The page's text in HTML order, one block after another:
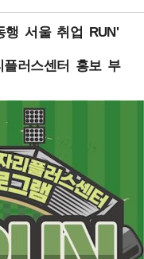
행 서울 취업 RUN'
러스센터 홍보 부